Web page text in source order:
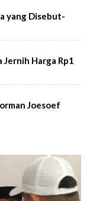
yang Disebut-
Jernih Harga Rp1
Joesoef